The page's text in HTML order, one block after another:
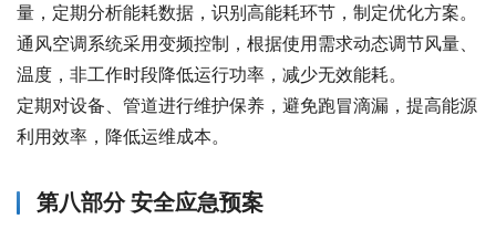
量，定期分析能耗数据，识别高能耗环节，制定优化方案。
通风空调系统采用变频控制，根据使用需求动态调节风量、
温度，非工作时段降低运行功率，减少无效能耗。
定期对设备、管道进行维护保养，避免跑冒滴漏，提高能源
利用效率，降低运维成本。
第八部分 安全应急预案